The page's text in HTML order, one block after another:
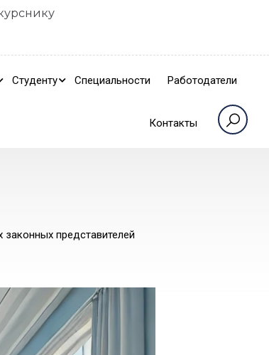
Студенту Специальности Работодатели
Контакты
представителей